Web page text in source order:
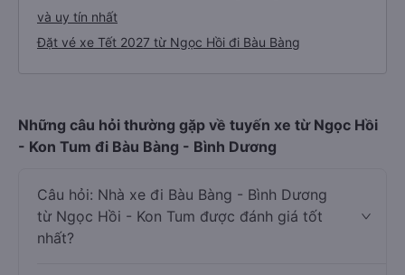
và uy tín nhất
Đặt vé xe Tết 2027 từ Ngọc Hồi đi Bàu Bàng
Những câu hỏi thường gặp về tuyến xe từ Ngọc Hồi
- Kon Tum đi Bàu Bàng - Bình Dương
Câu hỏi: Nhà xe đi Bàu Bàng - Bình Dương
từ Ngọc Hồi - Kon Tum được đánh giá tốt
nhất?